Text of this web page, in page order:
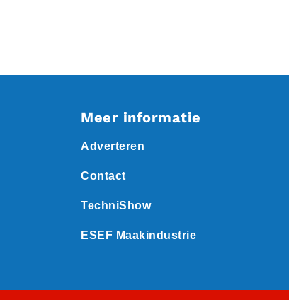
Meer informatie
Adverteren
Contact
TechniShow
ESEF Maakindustrie